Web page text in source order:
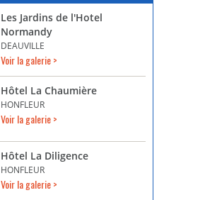
Les Jardins de l'Hotel
Normandy
DEAUVILLE
Voir la galerie >
Hôtel La Chaumière
HONFLEUR
Voir la galerie >
Hôtel La Diligence
HONFLEUR
Voir la galerie >